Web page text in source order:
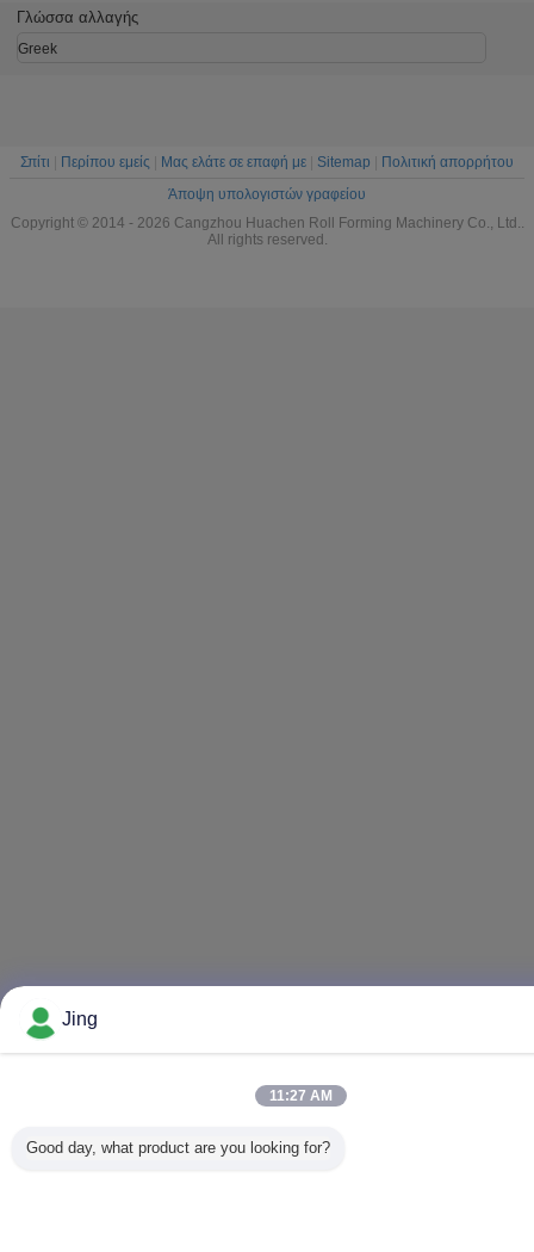
Γλώσσα αλλαγής
Greek
Σπίτι Περίπου εμείς Μας ελάτε σε επαφή με Sitemap
Πολιτική απορρήτου
Άποψη υπολογιστών γραφείου
Copyright © 2014 - 2026 Cangzhou Huachen Roll Forming Machinery Co., Ltd..
All rights reserved.
Jing
11:27 AM
Good day, what product are you looking for?